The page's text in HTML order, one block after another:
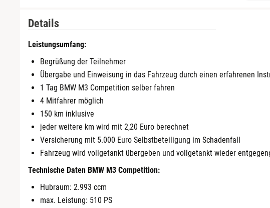
Details
Leistungsumfang:
Begrüßung der Teilnehmer
Übergabe und Einweisung in das Fahrzeug durch einen erfahrenen
1 Tag BMW M3 Competition selber fahren
4 Mitfahrer möglich
150 km inklusive
jeder weitere km wird mit 2,20 Euro berechnet
Versicherung mit 5.000 Euro Selbstbeteiligung im Schadenfall
Fahrzeug wird vollgetankt übergeben und vollgetankt wieder
Technische Daten BMW M3 Competition:
Hubraum: 2.993 ccm
max. Leistung: 510 PS